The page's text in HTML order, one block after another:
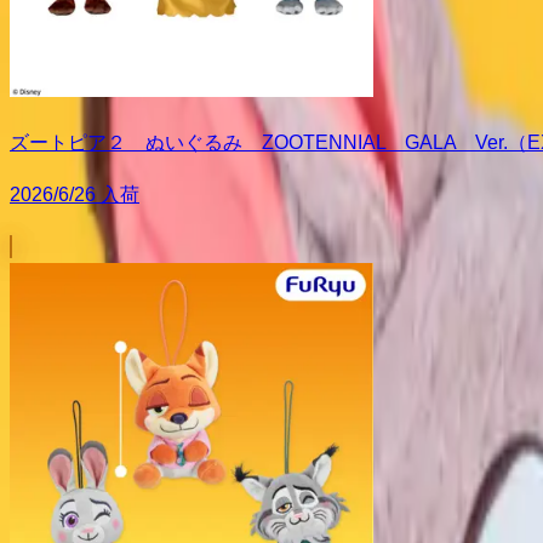
ズートピア２ ぬいぐるみ ZOOTENNIAL GALA Ver.（
2026/6/26 入荷